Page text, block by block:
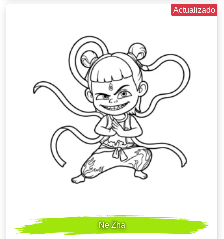
Actualizado
Ne Zha